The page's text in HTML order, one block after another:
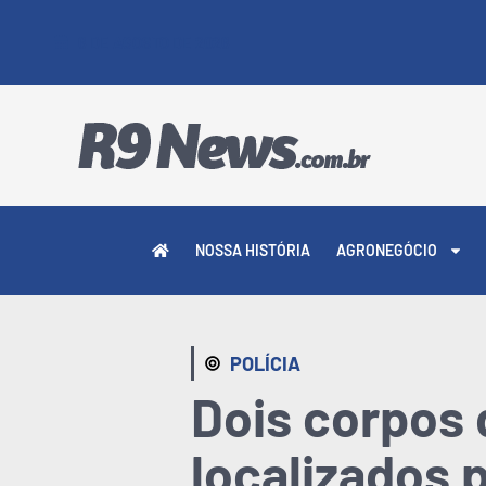
NOSSA HISTÓRIA AGRONEGÓCIO
POLÍCIA
Dois corpos
localizados